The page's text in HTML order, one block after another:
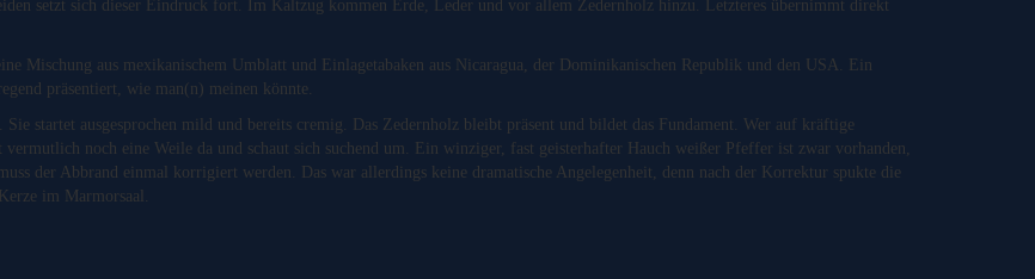
setzt sich dieser Eindruck fort. Im Kaltzug kommen Erde, Leder und vor allem Zedernholz hinzu. Letzteres übernimmt direkt
Mischung aus mexikanischem Umblatt und Einlagetabaken aus Nicaragua, der Dominikanischen Republik und den USA. Ein
präsentiert, wie man(n) meinen könnte.
startet ausgesprochen mild und bereits cremig. Das Zedernholz bleibt präsent und bildet das Fundament. Wer auf kräftige
vermutlich noch eine Weile da und schaut sich suchend um. Ein winziger, fast geisterhafter Hauch weißer Pfeffer ist zwar vorhanden,
der Abbrand einmal korrigiert werden. Das war allerdings keine dramatische Angelegenheit, denn nach der Korrektur spukte die
im Marmorsaal.